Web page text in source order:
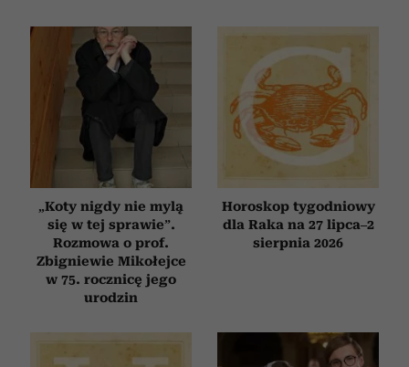
„Koty nigdy nie mylą
się w tej sprawie”.
Rozmowa o prof.
Zbigniewie Mikołejce
w 75. rocznicę jego
urodzin
Horoskop tygodniowy
dla Raka na 27 lipca–2
sierpnia 2026